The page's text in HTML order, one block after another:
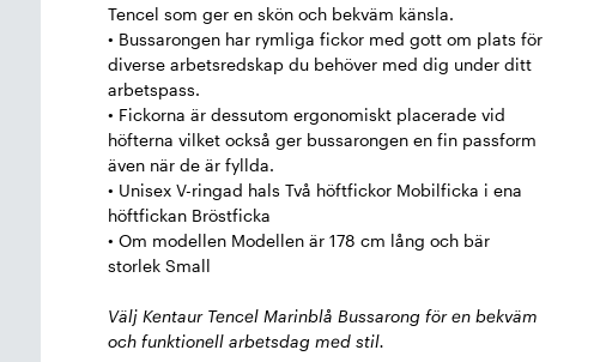
Tencel som ger en skön och bekväm känsla.
• Bussarongen har rymliga fickor med gott om plats för
diverse arbetsredskap du behöver med dig under ditt
arbetspass.
• Fickorna är dessutom ergonomiskt placerade vid
höfterna vilket också ger bussarongen en fin passform
även när de är fyllda.
• Unisex V-ringad hals Två höftfickor Mobilficka i ena
höftfickan Bröstficka
• Om modellen Modellen är 178 cm lång och bär
storlek Small
Välj Kentaur Tencel Marinblå Bussarong för en bekväm
och funktionell arbetsdag med stil.